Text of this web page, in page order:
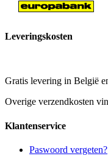
Leveringskosten
Gratis levering in België
Overige verzendkosten
Klantenservice
Paswoord vergeten?